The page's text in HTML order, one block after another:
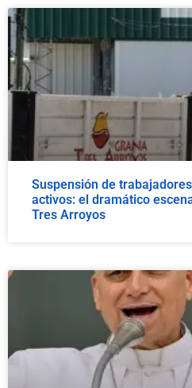
Suspensión de
activos: el dramático
Tres Arroyos